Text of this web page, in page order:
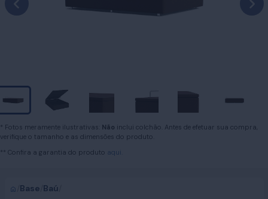
* Fotos meramente ilustrativas: Não inclui colchão. Antes de efetuar sua compra,
verifique o tamanho e as dimensões do produto.
** Confira a garantia do produto aqui.
Base Baú